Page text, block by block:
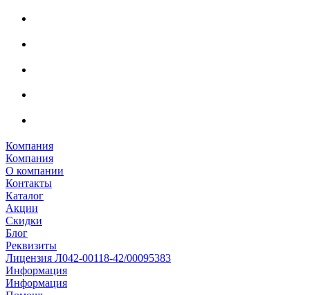
Компания
Компания
О компании
Контакты
Каталог
Акции
Скидки
Блог
Реквизиты
Лицензия Л042-00118-42/00095383
Информация
Информация